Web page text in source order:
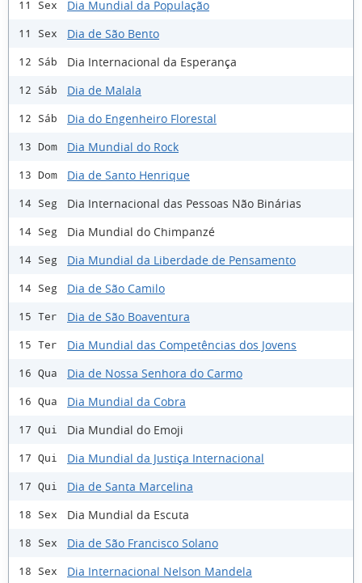
11 Sex Dia Mundial da População
11 Sex Dia de São Bento
12 Sáb Dia Internacional da Esperança
12 Sáb Dia de Malala
12 Sáb Dia do Engenheiro Florestal
13 Dom Dia Mundial do Rock
13 Dom Dia de Santo Henrique
14 Seg Dia Internacional das Pessoas Não Binárias
14 Seg Dia Mundial do Chimpanzé
14 Seg Dia Mundial da Liberdade de Pensamento
14 Seg Dia de São Camilo
15 Ter Dia de São Boaventura
15 Ter Dia Mundial das Competências dos Jovens
16 Qua Dia de Nossa Senhora do Carmo
16 Qua Dia Mundial da Cobra
17 Qui Dia Mundial do Emoji
17 Qui Dia Mundial da Justiça Internacional
17 Qui Dia de Santa Marcelina
18 Sex Dia Mundial da Escuta
18 Sex Dia de São Francisco Solano
18 Sex Dia Internacional Nelson Mandela